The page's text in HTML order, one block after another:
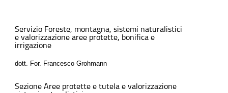
Servizio Foreste, montagna, sistemi naturalistici
e valorizzazione aree protette, bonifica e
irrigazione
dott. For. Francesco Grohmann
Sezione Aree protette e tutela e valorizzazione